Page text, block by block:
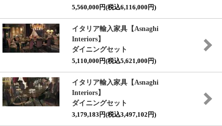
5,560,000円(税込6,116,000円)
イタリア輸入家具【Asnaghi
Interiors】
ダイニングセット
5,110,000円(税込5,621,000円)
イタリア輸入家具【Asnaghi
Interiors】
ダイニングセット
3,179,183円(税込3,497,102円)